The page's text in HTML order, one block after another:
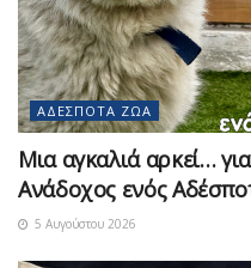
ΑΔΈΣΠΟΤΑ ΖΏΑ
Μια αγκαλιά αρκεί…
Ανάδοχος ενός
5 Αυγούστου 2026